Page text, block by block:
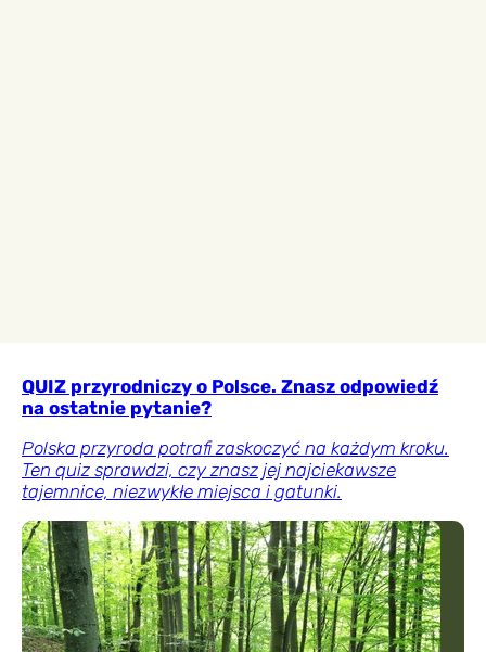
QUIZ przyrodniczy o Polsce. Znasz odpowiedź
na ostatnie pytanie?
Polska przyroda potrafi zaskoczyć na każdym kroku.
Ten quiz sprawdzi, czy znasz jej najciekawsze
tajemnice, niezwykłe miejsca i gatunki.